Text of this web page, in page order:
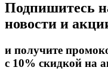
Подпишитесь
новости и
и получите
с 10% скидкой на